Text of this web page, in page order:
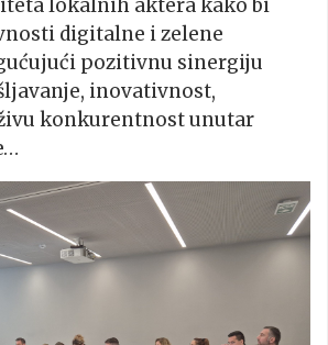
lokalnih aktera kako bi
digitalne i zelene
pozitivnu sinergiju
inovativnost,
konkurentnost unutar